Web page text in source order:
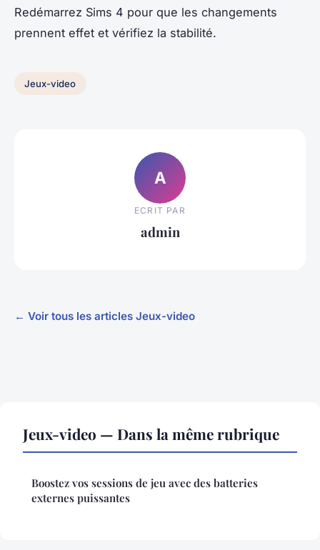
Redémarrez Sims 4 pour que les changements
prennent effet et vérifiez la stabilité.
Jeux-video
A
ECRIT PAR
admin
← Voir tous les articles Jeux-video
Jeux-video — Dans la même rubrique
Boostez vos sessions de jeu avec des batteries
externes puissantes